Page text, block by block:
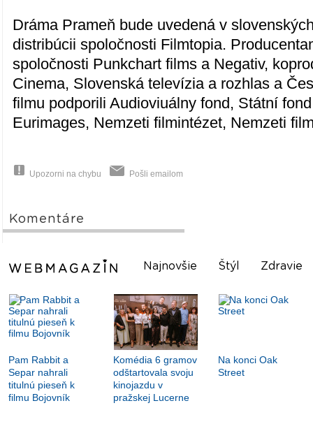
Dráma Prameň bude uvedená v
distribúcii spoločnosti Filmtopia.
spoločnosti Punkchart films a Negativ,
Cinema, Slovenská televízia a rozhlas a
filmu podporili Audioviuálny fond, Státní
Eurimages, Nemzeti filmintézet, Nemzeti
Upozorni na chybu Pošli emailom
Komentáre
Najnovšie Štýl Zdravie
Pam Rabbit a
Separ nahrali
titulnú pieseň k
filmu Bojovník
Komédia 6 gramov
odštartovala svoju
kinojazdu v
pražskej Lucerne
Na konci Oak
Street